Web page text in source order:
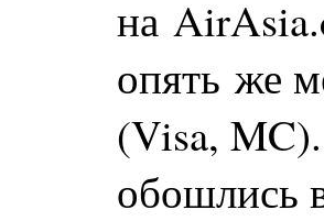
на
опять же
(Visa,
обошлись